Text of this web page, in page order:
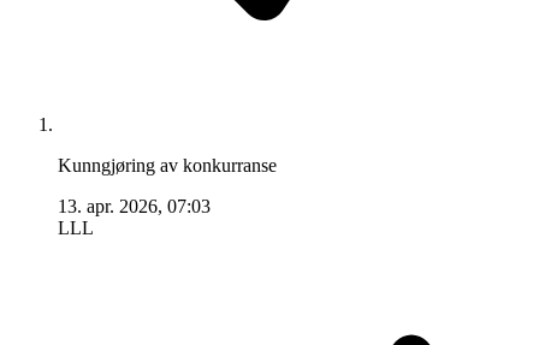
Kunngjøring av konkurranse
13. apr. 2026, 07:03
LLL